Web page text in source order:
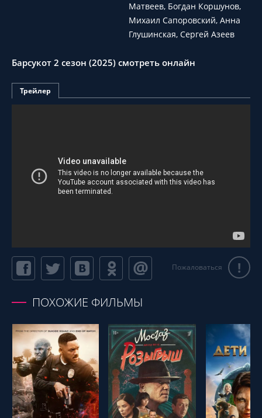
Матвеев, Богдан Коршунов,
Михаил Сапоровский, Анна
Глушинская, Сергей Азеев
Барсукот 2 сезон (2025) смотреть онлайн
Трейлер
Пожаловаться !
ПОХОЖИЕ ФИЛЬМЫ
СМОТРЕТЬ ОНЛАЙН СМОТРЕТЬ ОНЛАЙН СМОТРЕТЬ